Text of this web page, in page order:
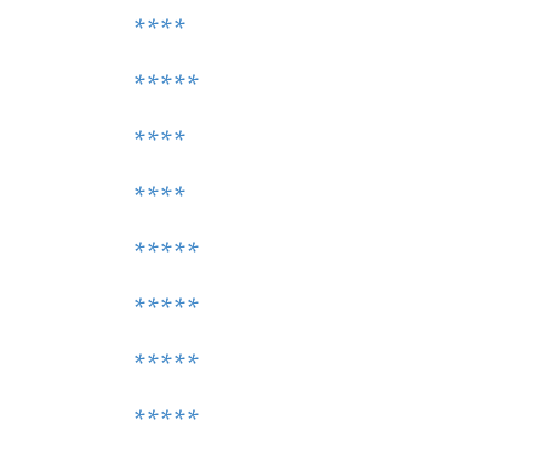
****
*****
****
****
*****
*****
*****
*****